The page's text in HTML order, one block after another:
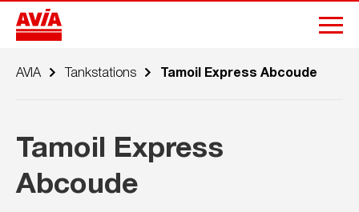
AVIA Tankstations Tamoil Express Abcoude
Tamoil Express
Abcoude